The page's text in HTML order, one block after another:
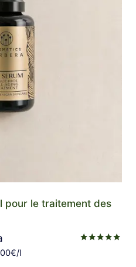
pour le traitement des
l